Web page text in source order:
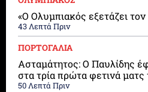
«Ο Ολυμπιακός εξετάζει
43 Λεπτά Πριν
ΠΟΡΤΟΓΑΛΙΑ
Ασταμάτητος: Ο Παυλίδης
στα τρία πρώτα φετινά
50 Λεπτά Πριν